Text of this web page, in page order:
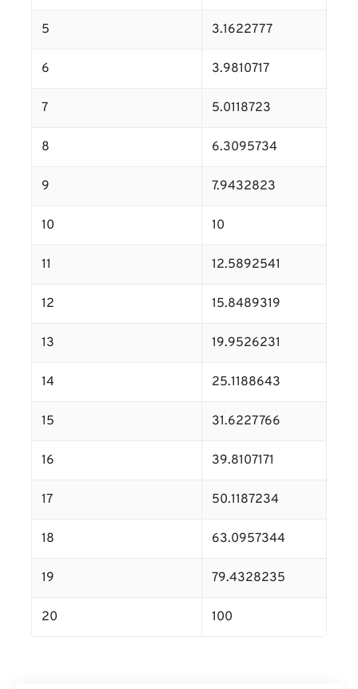
5 3.1622777
6 3.9810717
7 5.0118723
8 6.3095734
9 7.9432823
10 10
11 12.5892541
12 15.8489319
13 19.9526231
14 25.1188643
15 31.6227766
16 39.8107171
17 50.1187234
18 63.0957344
19 79.4328235
20 100